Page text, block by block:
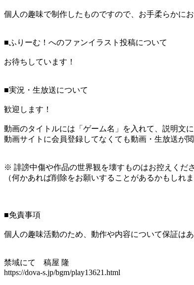
個人の趣味で制作したものですので、お手柔らかにお
■ふりーむ！へのファンイラスト投稿について
お待ちしています！
■実況・生放送について
歓迎します！
動画のタイトルには「ゲーム名」を入れて、説明文
動画サイトに会員登録してなくても動画・生放送が
※ 誹謗中傷や作品の世界観を壊すものはお控えくだ
（何かあれば削除をお願いすることがあるかもしれ
■免責事項
個人の趣味活動のため、動作や内容について保証は
禁域にて 稿屋 隆
https://dova-s.jp/bgm/play13621.html